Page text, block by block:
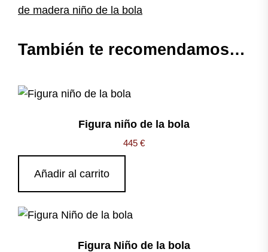
de madera niño de la bola
También te recomendamos…
Figura niño de la bola
445 €
Añadir al carrito
Figura Niño de la bola